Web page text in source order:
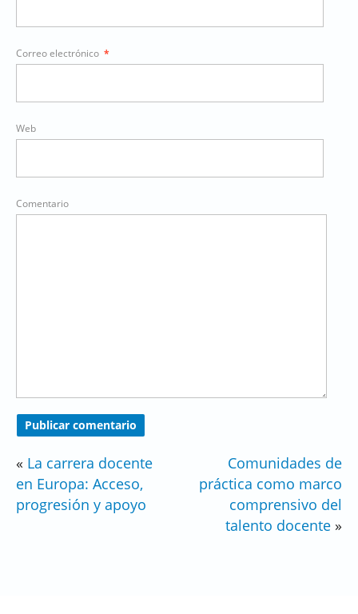
Correo electrónico *
Web
Comentario
« La carrera docente
en Europa: Acceso,
progresión y apoyo
Comunidades de
práctica como marco
comprensivo del
talento docente »